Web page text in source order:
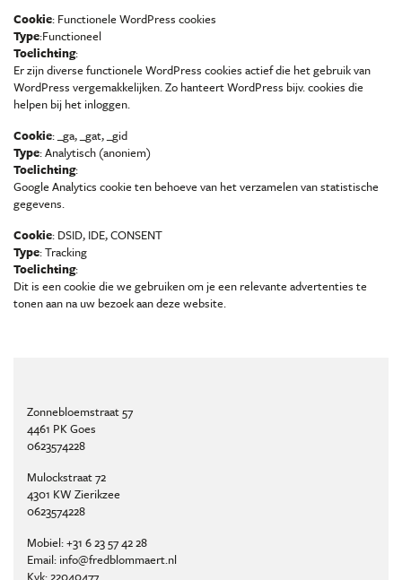
Cookie: Functionele WordPress cookies
Type:Functioneel
Toelichting:
Er zijn diverse functionele WordPress cookies actief die het gebruik van
WordPress vergemakkelijken. Zo hanteert WordPress bijv. cookies die
helpen bij het inloggen.
Cookie: _ga, _gat, _gid
Type: Analytisch (anoniem)
Toelichting:
Google Analytics cookie ten behoeve van het verzamelen van statistische
gegevens.
Cookie: DSID, IDE, CONSENT
Type: Tracking
Toelichting:
Dit is een cookie die we gebruiken om je een relevante advertenties te
tonen aan na uw bezoek aan deze website.
Zonnebloemstraat 57
4461 PK Goes
0623574228
Mulockstraat 72
4301 KW Zierikzee
0623574228
Mobiel:+31 6 23 57 42 28
Email:info@fredblommaert.nl
Kvk: 22040477